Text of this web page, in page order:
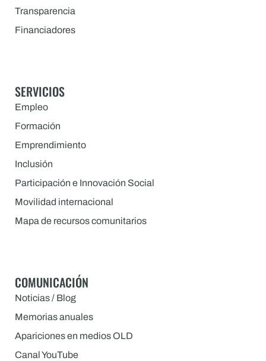
Transparencia
Financiadores
SERVICIOS
Empleo
Formación
Emprendimiento
Inclusión
Participación e Innovación Social
Movilidad internacional
Mapa de recursos comunitarios
COMUNICACIÓN
Noticias / Blog
Memorias anuales
Apariciones en medios OLD
Canal YouTube